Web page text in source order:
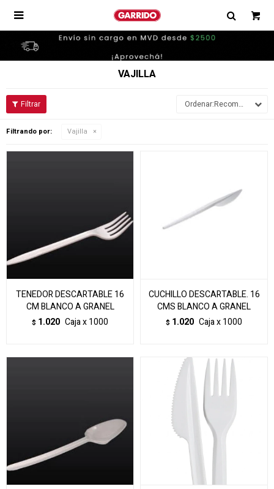

VAJILLA
Recomendados
Filtrando por: Vajilla
TENEDOR DESCARTABLE 16
CM BLANCO A GRANEL
$ 1.020 Caja x 1000
CUCHILLO DESCARTABLE. 16
CMS BLANCO A GRANEL
$ 1.020 Caja x 1000